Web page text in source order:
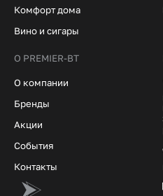
Комфорт дома
Вино и сигары
О PREMIER-BT
О компании
Бренды
Акции
События
Контакты